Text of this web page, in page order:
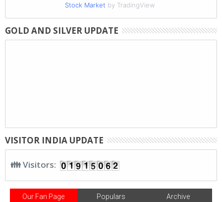
Stock Market by TradingView
GOLD AND SILVER UPDATE
VISITOR INDIA UPDATE
👪 Visitors:
Our Fan Page Populars Archive